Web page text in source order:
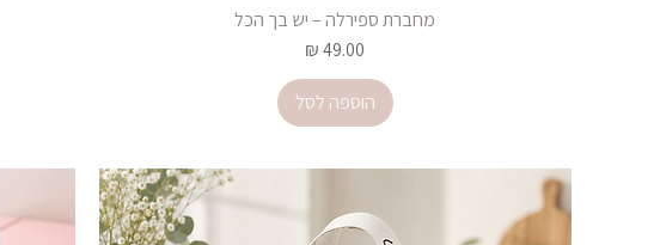
מחברת ספירלה – יש בך הכל
מחיר
הוספה לסל